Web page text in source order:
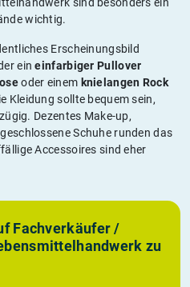
wichtig.
Erscheinungsbild
eineinfarbiger Pullover
oder einem knielangen Rock
Kleidung sollte bequem sein,
Dezentes Make-up,
Schuhe runden das
Accessoires sind eher
Fachverkäufer /
zu